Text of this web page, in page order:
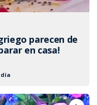
parecen de
en casa!
día